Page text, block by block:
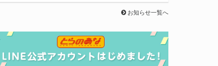
お知らせ一覧へ